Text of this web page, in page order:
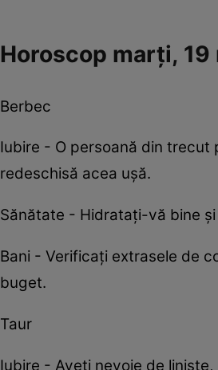
Horoscop marți,
Berbec
Iubire - O persoană din
redeschisă acea ușă.
Sănătate - Hidratați-vă bine
Bani - Verificați extrasele de
buget.
Taur
Iubire - Aveți nevoie de